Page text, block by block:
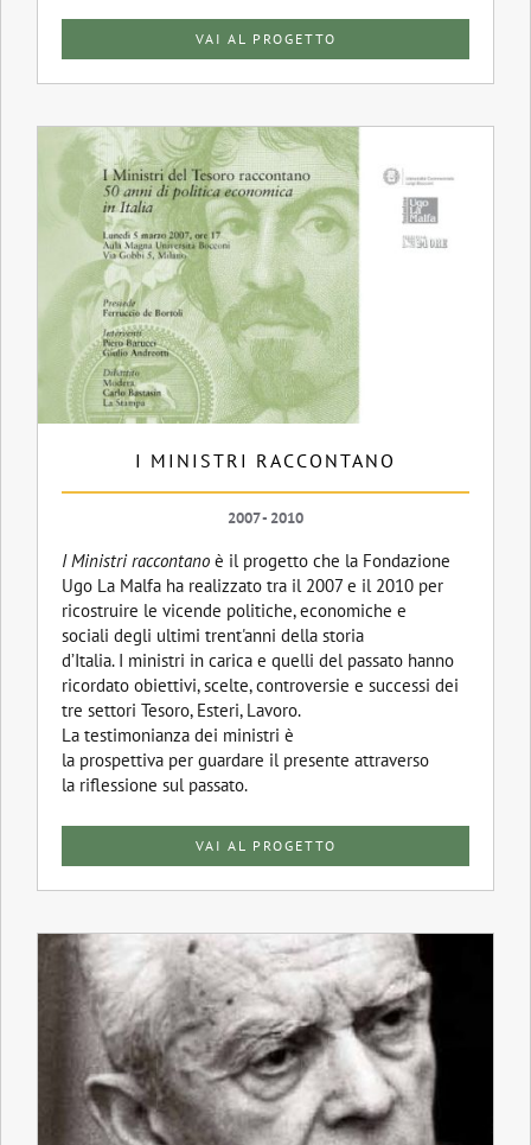
VAI AL PROGETTO
I MINISTRI RACCONTANO
2007 - 2010
I Ministri raccontano è il progetto che la Fondazione
Ugo La Malfa ha realizzato tra il 2007 e il 2010 per
ricostruire le vicende politiche, economiche e
sociali degli ultimi trent'anni della storia
d’Italia. I ministri in carica e quelli del passato hanno
ricordato obiettivi, scelte, controversie e successi dei
tre settori Tesoro, Esteri, Lavoro.
La testimonianza dei ministri è
la prospettiva per guardare il presente attraverso
la riflessione sul passato.
VAI AL PROGETTO